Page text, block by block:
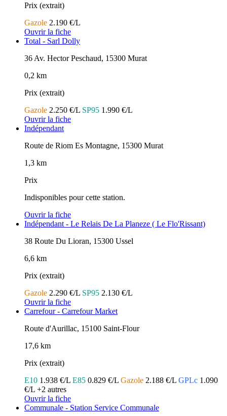
Prix (extrait)
Gazole 2.190 €/L
Ouvrir la fiche
Total - Sarl Dolly
36 Av. Hector Peschaud, 15300 Murat
0,2 km
Prix (extrait)
Gazole 2.250 €/L SP95 1.990 €/L
Ouvrir la fiche
Indépendant
Route de Riom Es Montagne, 15300 Murat
1,3 km
Prix
Indisponibles pour cette station.
Ouvrir la fiche
Indépendant - Le Relais De La Planeze ( Le Flo'Rissant)
38 Route Du Lioran, 15300 Ussel
6,6 km
Prix (extrait)
Gazole 2.290 €/L SP95 2.130 €/L
Ouvrir la fiche
Carrefour - Carrefour Market
Route d'Aurillac, 15100 Saint-Flour
17,6 km
Prix (extrait)
E10 1.938 €/L E85 0.829 €/L Gazole 2.188 €/L GPLc 1.090
€/L +2 autres
Ouvrir la fiche
Communale - Station Service Communale